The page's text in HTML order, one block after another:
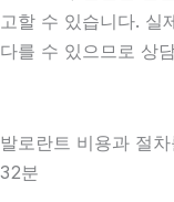
고할 수 있습니다. 실
다를 수 있으므로 상
발로란트 비용과 절
32분